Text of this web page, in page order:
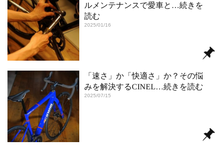
ルメンテナンスで愛車と …続きを
読む
2025/01/16
「速さ」か「快適さ」か？その悩
みを解決するCINEL…続きを読む
2025/07/15